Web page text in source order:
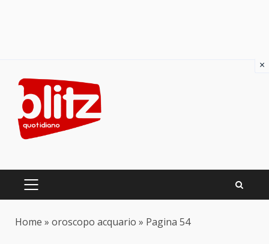
content
PRIMARY
Home » oroscopo acquario » Pagina 54
×